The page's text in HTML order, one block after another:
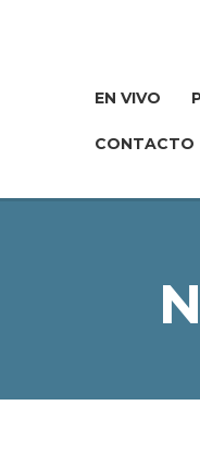
EN VIVO
CONTACTO